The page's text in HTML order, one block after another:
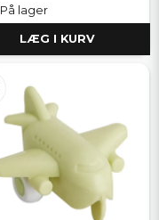
På lager
LÆG I KURV